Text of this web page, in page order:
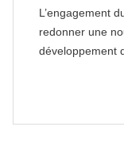
L’engagement
redonner une
développement